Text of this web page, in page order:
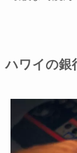
ハワイの銀